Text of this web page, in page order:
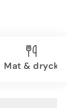
Mat & dryck